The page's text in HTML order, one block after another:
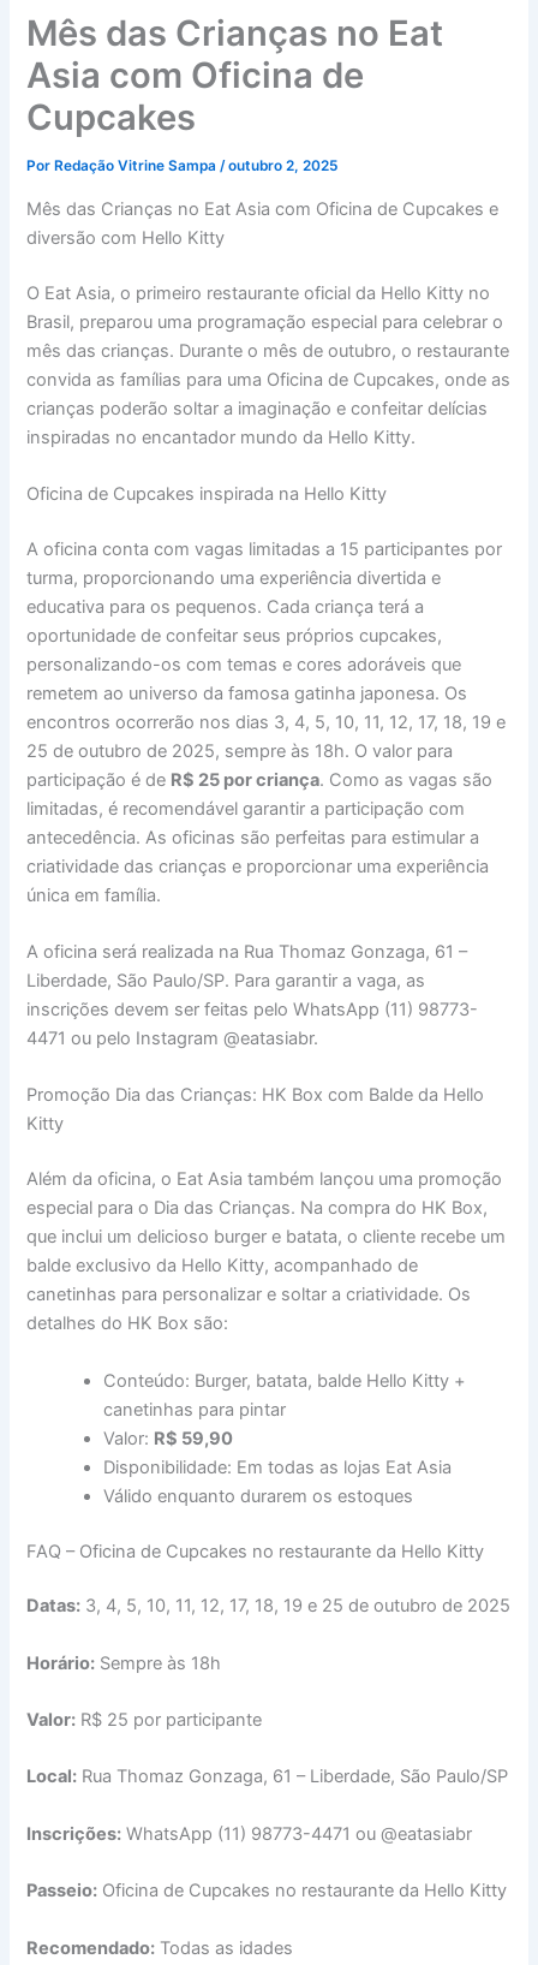
Mês das Crianças no Eat
Asia com Oficina de
Cupcakes
Por Redação Vitrine Sampa/outubro 2, 2025
Mês das Crianças no Eat Asia com Oficina de Cupcakes e
diversão com Hello Kitty
O Eat Asia, o primeiro restaurante oficial da Hello Kitty no
Brasil, preparou uma programação especial para celebrar o
mês das crianças. Durante o mês de outubro, o restaurante
convida as famílias para uma Oficina de Cupcakes, onde as
crianças poderão soltar a imaginação e confeitar delícias
inspiradas no encantador mundo da Hello Kitty.
Oficina de Cupcakes inspirada na Hello Kitty
A oficina conta com vagas limitadas a 15 participantes por
turma, proporcionando uma experiência divertida e
educativa para os pequenos. Cada criança terá a
oportunidade de confeitar seus próprios cupcakes,
personalizando-os com temas e cores adoráveis que
remetem ao universo da famosa gatinha japonesa. Os
encontros ocorrerão nos dias 3, 4, 5, 10, 11, 12, 17, 18, 19 e
25 de outubro de 2025, sempre às 18h. O valor para
participação é de R$ 25 por criança. Como as vagas são
limitadas, é recomendável garantir a participação com
antecedência. As oficinas são perfeitas para estimular a
criatividade das crianças e proporcionar uma experiência
única em família.
A oficina será realizada na Rua Thomaz Gonzaga, 61 –
Liberdade, São Paulo/SP. Para garantir a vaga, as
inscrições devem ser feitas pelo WhatsApp (11) 98773-
4471 ou pelo Instagram @eatasiabr.
Promoção Dia das Crianças: HK Box com Balde da Hello
Kitty
Além da oficina, o Eat Asia também lançou uma promoção
especial para o Dia das Crianças. Na compra do HK Box,
que inclui um delicioso burger e batata, o cliente recebe um
balde exclusivo da Hello Kitty, acompanhado de
canetinhas para personalizar e soltar a criatividade. Os
detalhes do HK Box são:
Conteúdo: Burger, batata, balde Hello Kitty +
canetinhas para pintar
Valor: R$ 59,90
Disponibilidade: Em todas as lojas Eat Asia
Válido enquanto durarem os estoques
FAQ – Oficina de Cupcakes no restaurante da Hello Kitty
Datas: 3, 4, 5, 10, 11, 12, 17, 18, 19 e 25 de outubro de 2025
Horário: Sempre às 18h
Valor: R$ 25 por participante
Local: Rua Thomaz Gonzaga, 61 – Liberdade, São Paulo/SP
Inscrições: WhatsApp (11) 98773-4471 ou @eatasiabr
Passeio: Oficina de Cupcakes no restaurante da Hello Kitty
Recomendado: Todas as idades